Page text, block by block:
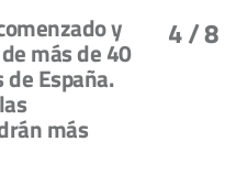
4/ 8
y
más de 40
España.
más